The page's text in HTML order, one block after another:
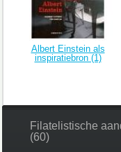
Albert Einstein als
inspiratiebron (1)
Filatelistische
(60)